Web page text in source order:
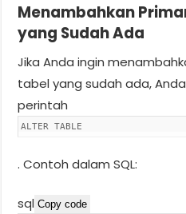
Menambahkan
yang Sudah Ada
Jika Anda ingin
tabel yang sudah ada,
perintah
ALTER TABLE
. Contoh dalam SQL:
sql Copy code